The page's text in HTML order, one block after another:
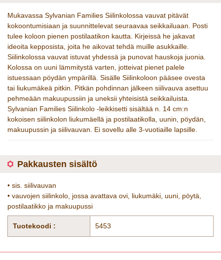
Mukavassa Sylvanian Families Siilinkolossa vauvat pitävät
kokoontumisiaan ja suunnittelevat seuraavaa seikkailuaan. Posti
tulee koloon pienen postilaatikon kautta. Kirjeissä he jakavat
ideoita kepposista, joita he aikovat tehdä muille asukkaille.
Siilinkolossa vauvat istuvat yhdessä ja punovat hauskoja juonia.
Kolossa on uuni lämmitystä varten, jotteivat pienet palele
istuessaan pöydän ympärillä. Sisälle Siilinkoloon pääsee ovesta
tai liukumäkeä pitkin. Pitkän pohdinnan jälkeen siilivauva asettuu
pehmeään makuupussiin ja uneksii yhteisistä seikkailuista.
Sylvanian Families Siilinkolo -leikkisetti sisältää n. 14 cm:n
kokoisen siilinkolon liukumäellä ja postilaatikolla, uunin, pöydän,
makuupussin ja siilivauvan. Ei sovellu alle 3-vuotiaille lapsille.
Pakkausten sisältö
• sis. siilivauvan
• vauvojen siilinkolo, jossa avattava ovi, liukumäki, uuni, pöytä,
postilaatikko ja makuupussi
Tuotekoodi : 5453